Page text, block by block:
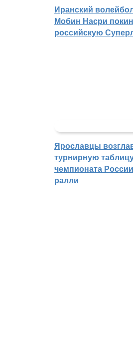
Иранский
Мобин Насри
российскую
Ярославцы
турнирную
чемпионата
ралли